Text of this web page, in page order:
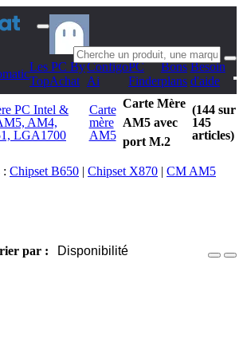
Les PC By
TopAchat
Configo
Ai
PC
Finder
Bons
plans
Besoin
d'aide
PC Intel &
AM4,
LGA1700
Carte
mère
AM5
Carte Mère
AM5 avec
port M.2
(144 sur
145
articles)
: Chipset B650 | Chipset X870 | CM AM5
par : Disponibilité